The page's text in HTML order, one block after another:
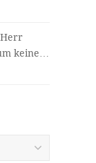
Herr
keine…